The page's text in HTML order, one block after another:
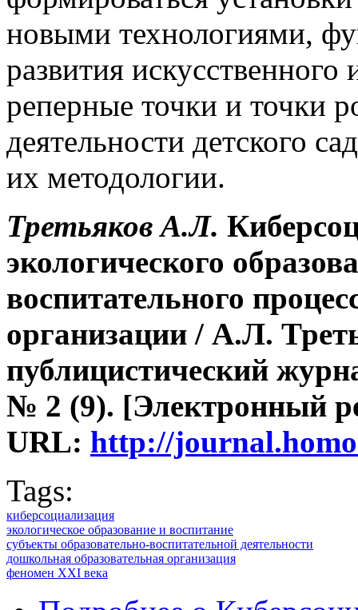
новыми технологиями,
развития
реперные точки и точки
деятельности детского
их методологии.
Третьяков А.Л.
экологического
воспитательного
организации / А.Л.
публицистический
№ 2 (9). [Электронный
URL: http://
Tags:
киберсоциализация
экологическое образование и воспитание
субъекты образовательно-воспитательной деятельности
дошкольная образовательная организация
феномен XXI века